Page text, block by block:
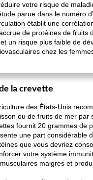
votre risque de
parue dans le numéro
établit une
de protéines de fruits
un risque plus faible de
chez les
la crevette
des États-Unis
ou de fruits de mer par
fournit 20 grammes de
une part considérable
que vous devriez
votre système
maigres et